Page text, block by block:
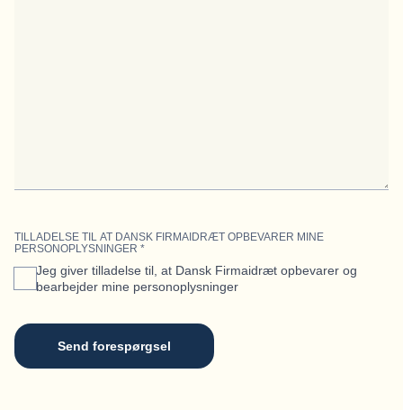
TILLADELSE TIL AT DANSK FIRMAIDRÆT OPBEVARER MINE
PERSONOPLYSNINGER *
Jeg giver tilladelse til, at Dansk Firmaidræt opbevarer og
bearbejder mine personoplysninger
Send forespørgsel